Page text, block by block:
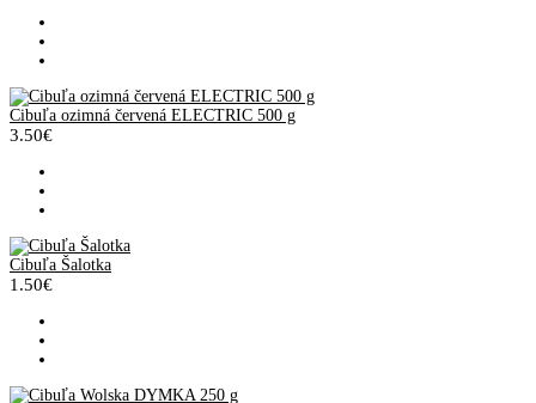
Cibuľa ozimná červená ELECTRIC 500 g
3.50€
Cibuľa Šalotka
1.50€